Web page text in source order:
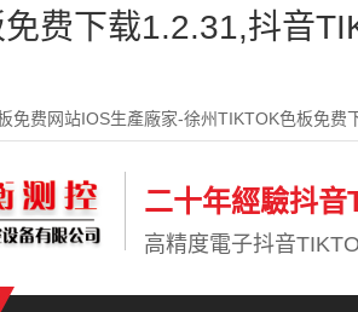
费下载1.2.31,抖音
免费网站IOS生產廠家-徐州TIKTOK色板免费
二十年經驗抖
高精度電子抖音